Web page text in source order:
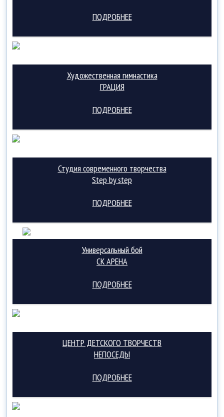
ПОДРОБНЕЕ
Художественная гимнастика
ГРАЦИЯ
ПОДРОБНЕЕ
Студия современного творчества
Step by step
ПОДРОБНЕЕ
Универсальный бой
СК АРЕНА
ПОДРОБНЕЕ
ЦЕНТР ДЕТСКОГО ТВОРЧЕСТВ
НЕПОСЕДЫ
ПОДРОБНЕЕ